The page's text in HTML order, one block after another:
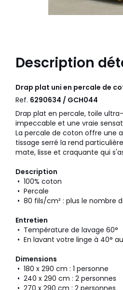
Description
Drap plat uni en percale de
Ref. 6290634 / GCH044
Drap plat en percale, toile
impeccable et une vraie
La percale de coton offre une
tissage serré la rend
mate, lisse et craquante qui
Description
• 100% coton
• Percale
• 80 fils/cm² : plus le nombre
Entretien
• Température de lavage 60°
• En lavant votre linge à 40°
Dimensions
• 180 x 290 cm : 1 personne
• 240 x 290 cm : 2 personnes
• 270 x 290 cm : 2 personnes